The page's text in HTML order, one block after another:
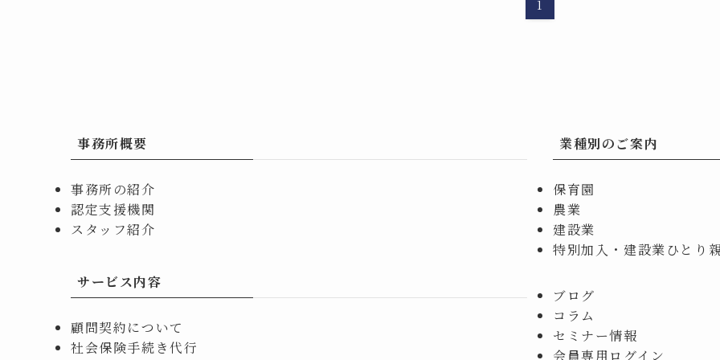
1
事務所概要
事務所の紹介
認定支援機関
スタッフ紹介
サービス内容
顧問契約について
社会保険手続き代行
業種別のご案内
保育園
農業
建設業
特別加入・建設業ひとり
ブログ
コラム
セミナー情報
会員専用ログイン